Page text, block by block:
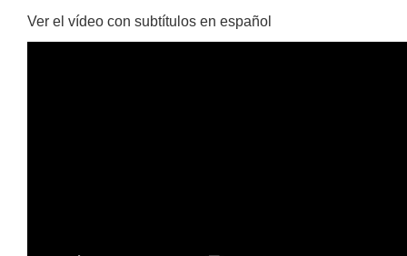
Ver el vídeo con subtítulos en español